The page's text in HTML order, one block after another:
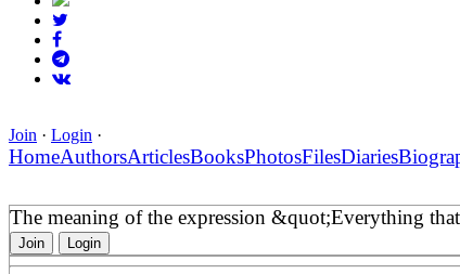
Join · Login ·
HomeAuthorsArticlesBooksPhotosFilesDiaries
The meaning of the expression &quot;Everything
Join Login